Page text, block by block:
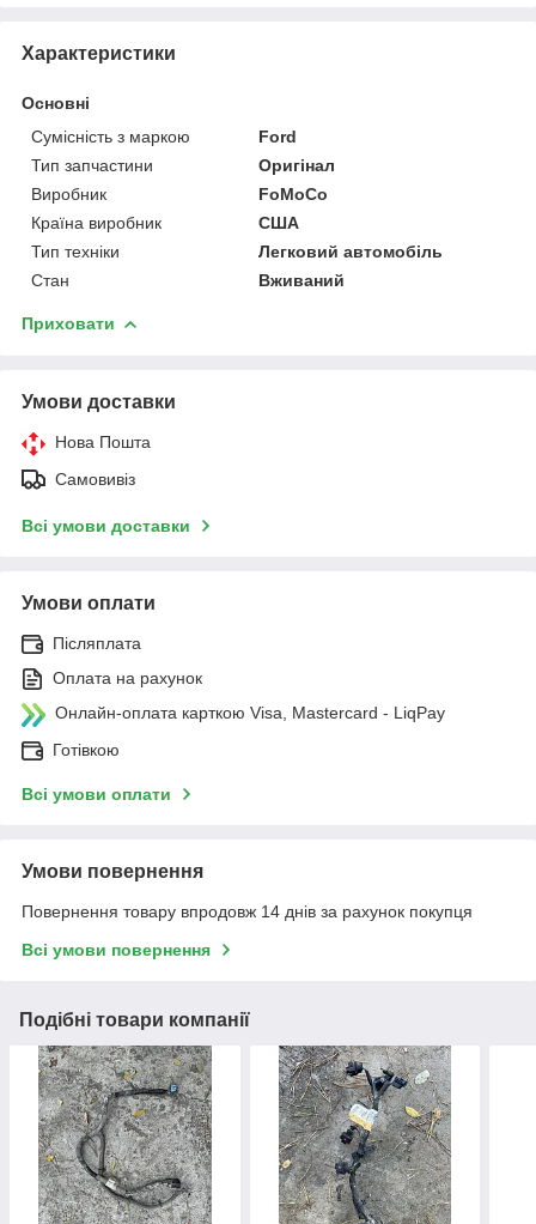
Характеристики
Основні
Сумісність з маркою
Ford
Тип запчастини
Оригінал
Виробник
FoMoCo
Країна виробник
США
Тип техніки
Легковий автомобіль
Стан
Вживаний
Приховати
Умови доставки
Нова Пошта
Самовивіз
Всі умови доставки
Умови оплати
Післяплата
Оплата на рахунок
Онлайн-оплата карткою Visa, Mastercard - LiqPay
Готівкою
Всі умови оплати
Умови повернення
Повернення товару впродовж 14 днів за рахунок покупця
Всі умови повернення
Подібні товари компанії